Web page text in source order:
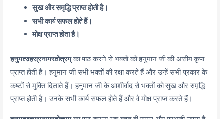
सुख और समृद्धि प्राप्त होती है।
सभी कार्य सफल होते हैं।
मोक्ष प्राप्त होता है।
हनुमत्सहस्रनामस्तोत्रम्का पाठ करने से भक्तों को हनुमान जी की असीम कृपा
प्राप्त होती है। हनुमान जी सभी भक्तों की रक्षा करते हैं और उन्हें सभी प्रकार के
कष्टों से मुक्ति दिलाते हैं। हनुमान जी के आशीर्वाद से भक्तों को सुख और समृद्धि
प्राप्त होती है। उनके सभी कार्य सफल होते हैं और वे मोक्ष प्राप्त करते हैं।